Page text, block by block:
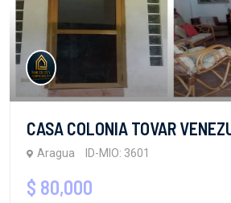
CASA COLONIA TOVAR
Aragua ID-MIO: 3601
$ 80,000